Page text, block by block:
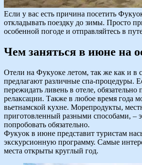
Если у вас есть причина посетить
откладывать поездку до зимы. Просто
особенной погоде и отправляйтесь в
Чем заняться в июне на
Отели на Фукуоке летом, так же как и в
предлагают различные спа-процедуры.
пережидать ливень в отеле, обязательно
релаксации. Также в любое время года
вьетнамской кухне. Морепродукты,
приготовленный разными способами, –
попробовать обязательно.
Фукуок в июне представит туристам
экскурсионную программу. Самые
места открыты круглый год.